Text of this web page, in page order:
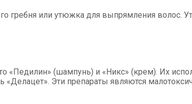
или утюжка для выпрямления волос.
(шампунь) и «Никс» (крем). Их
Эти препараты являются